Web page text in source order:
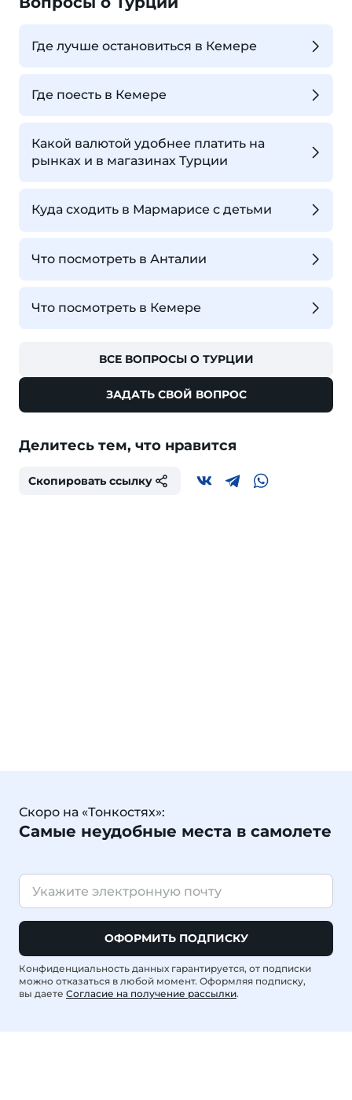
Где лучше остановиться в Кемере
Где поесть в Кемере
Какой валютой удобнее платить на
рынках и в магазинах Турции
Куда сходить в Мармарисе с детьми
Что посмотреть в Анталии
Что посмотреть в Кемере
ВСЕ ВОПРОСЫ О ТУРЦИИ
ЗАДАТЬ СВОЙ ВОПРОС
Делитесь тем, что нравится
Скопировать ссылку
Скоро на «Тонкостях»:
Самые неудобные места в самолете
ОФОРМИТЬ ПОДПИСКУ
Конфиденциальность данных гарантируется, от подписки
можно отказаться в любой момент. Оформляя подписку,
вы даете Согласие на получение рассылки.